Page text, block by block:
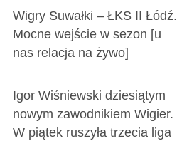
Wigry Suwałki – ŁKS II Łódź.
Mocne wejście w sezon [u
nas relacja na żywo]
Igor Wiśniewski dziesiątym
nowym zawodnikiem Wigier.
W piątek ruszyła trzecia liga